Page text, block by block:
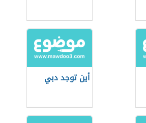
أين توجد دبي